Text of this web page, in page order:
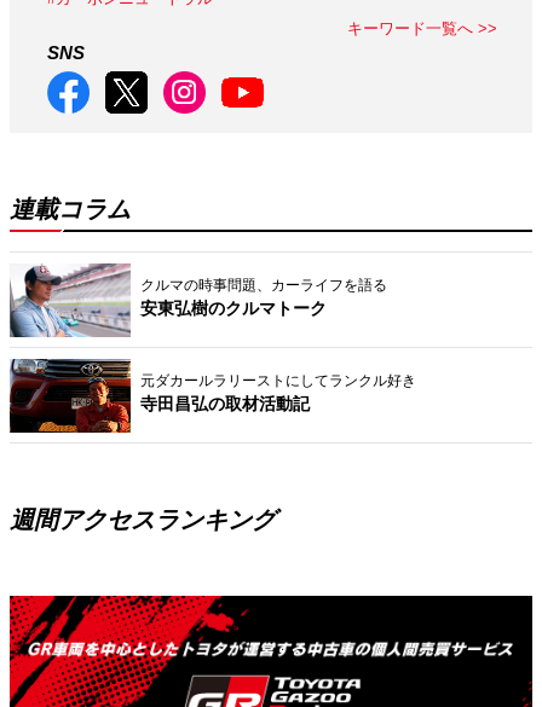
キーワード一覧へ >>
SNS
連載コラム
クルマの時事問題、カーライフを語る
安東弘樹のクルマトーク
元ダカールラリーストにしてランクル好き
寺田昌弘の取材活動記
週間アクセスランキング